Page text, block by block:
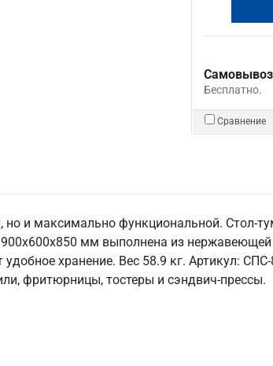
Самовывоз
Бесплатно.
Сравнение
и максимально функциональной. Стол-
мм выполнена из нержавеющей
хранение. Вес 58.9 кг. Артикул:
фритюрницы, тостеры и сэндвич-прессы.